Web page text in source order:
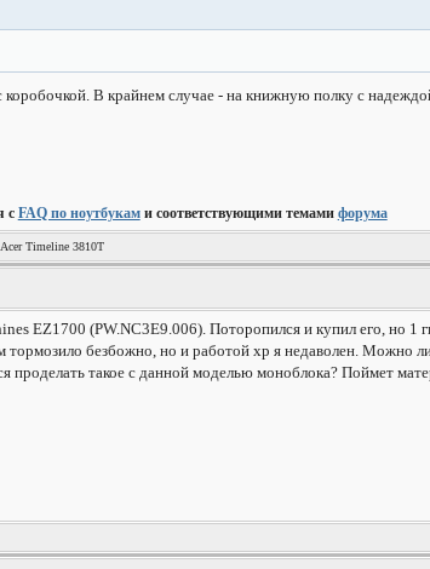
В крайнем случае - на книжную полку с
с FAQ по ноутбуками соответствующими темами форума
Timeline 3810T
EZ1700 (PW.NC3E9.006). Поторопился и купил его, но 1
безбожно, но и работой хр я недаволен. Можно
проделать такое с данной моделью моноблока? Поймет